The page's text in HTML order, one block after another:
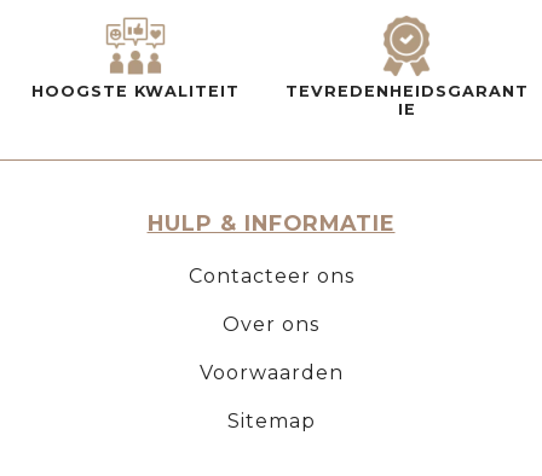
HOOGSTE KWALITEIT
TEVREDENHEIDSGARANT
IE
HULP & INFORMATIE
Contacteer ons
Over ons
Voorwaarden
Sitemap